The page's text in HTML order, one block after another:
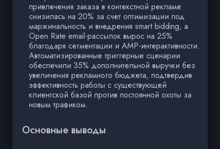
привлечения заказа в контекстной рекламе
снизилась на 20% за счет оптимизации под
маржинальность и внедрения smart bidding, а
Open Rate email-рассылок вырос на 25%
благодаря сегментации и AMP-интерактивности.
Автоматизированные триггерные сценарии
обеспечили 35% дополнительной выручки без
увеличения рекламного бюджета, подтвердив
эффективность работы с существующей
клиентской базой против постоянной охоты за
новым трафиком.
Основные выводы